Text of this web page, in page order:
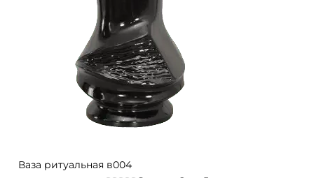
Ваза ритуальная в004